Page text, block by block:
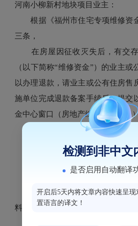
河南小柳新村地块项目业主：
根据《福州市住宅专项维修资
三条，
在房屋因征收灭失后，有交存
（以下简称“维修资金”）的业主
以办理退款，请业主或公有住房售
施单位完成退款备案手续后，提交
金中心窗口（房地产综合大楼三楼
1.业主办理退款手续需提交以下
（1）维修资金退款申请报告；
（3）业主身份证原件及复印件
2.公有住房售房单位办理退款
料：
检测到非中文
是否启用自动翻译
开启后5天内将文章内容快速呈
置语言的译文！